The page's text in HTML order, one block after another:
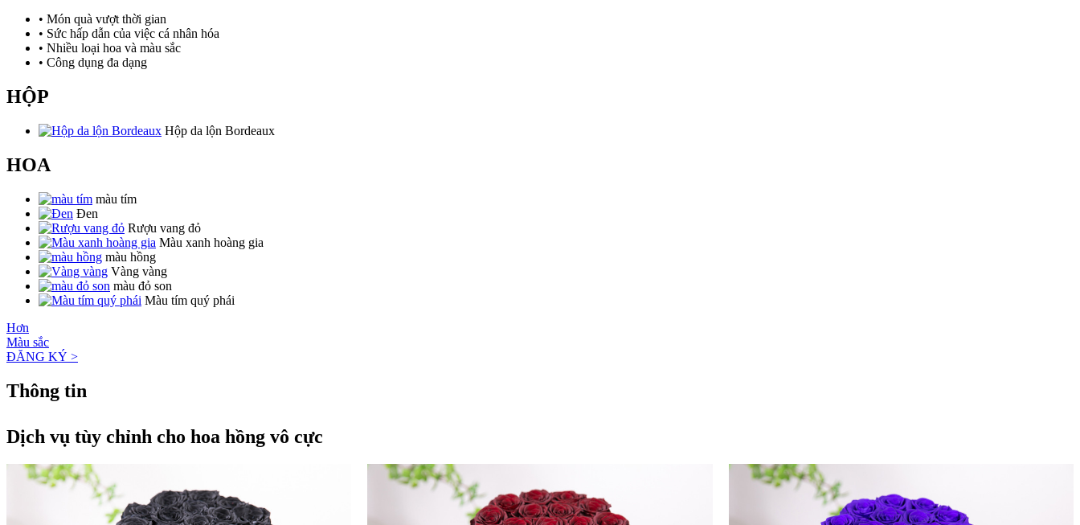
• Món quà vượt thời gian
• Sức hấp dẫn của việc cá nhân hóa
• Nhiều loại hoa và màu sắc
• Công dụng đa dạng
HỘP
Hộp da lộn Bordeaux
HOA
màu tím
Đen
Rượu vang đỏ
Màu xanh hoàng gia
màu hồng
Vàng vàng
màu đỏ son
Màu tím quý phái
Hơn
Màu sắc
ĐĂNG KÝ >
Thông tin
Dịch vụ tùy chỉnh cho hoa hồng vô cực